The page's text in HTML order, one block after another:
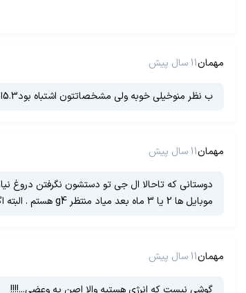
مهمان11 سال پیش
ب نظر منوخیلی خوبه ولی مشخصاتتون اشتباه بود5.3اینچه بعد 8هسته 4هسته2 چهارهسته1.8فک کنم خیلی خوبه خیلی
مهمان11 سال پیش
موبایل ها 2 یا 3 ماه بعد میاد منتظر g4 هستم . البته اگر پولم برسه !!!
مهمان11 سال پیش
گوشی نیست که انرژی هستیه والا اصن یه وعضی...!!!!